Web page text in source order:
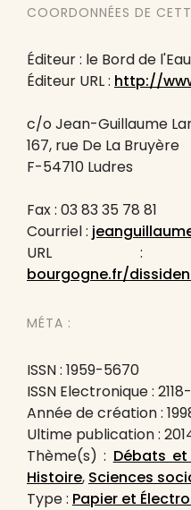
COORDONNÉES DE
Éditeur : le Bord de l'Eau
Éditeur URL : http://
c/o Jean-Guillaume
167, rue De La Bruyère
F-54710 Ludres
Fax : 03 83 35 78 81
Courriel :
URL
bourgogne.fr/
MÉTA :
ISSN : 1959-5670
ISSN Electronique :
Année de création :
Ultime publication :
Thème(s) : Débats
Histoire, Sciences
Type : Papier et